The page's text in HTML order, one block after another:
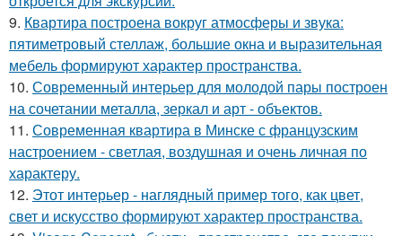
9. Квартира построена вокруг атмосферы и звука:
пятиметровый стеллаж, большие окна и выразительная
мебель формируют характер пространства.
10. Современный интерьер для молодой пары построен
на сочетании металла, зеркал и арт - объектов.
11. Современная квартира в Минске с французским
настроением - светлая, воздушная и очень личная по
характеру.
12. Этот интерьер - наглядный пример того, как цвет,
свет и искусство формируют характер пространства.